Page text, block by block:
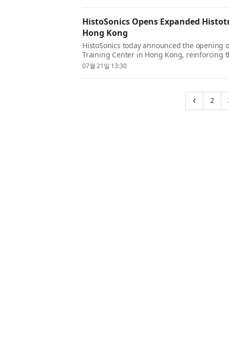
HistoSonics Opens Expanded
Hong Kong
HistoSonics today announced the opening
Training Center in Hong Kong, reinforcing
for physician education, clinical
07월 21일 13:30
‹ 2